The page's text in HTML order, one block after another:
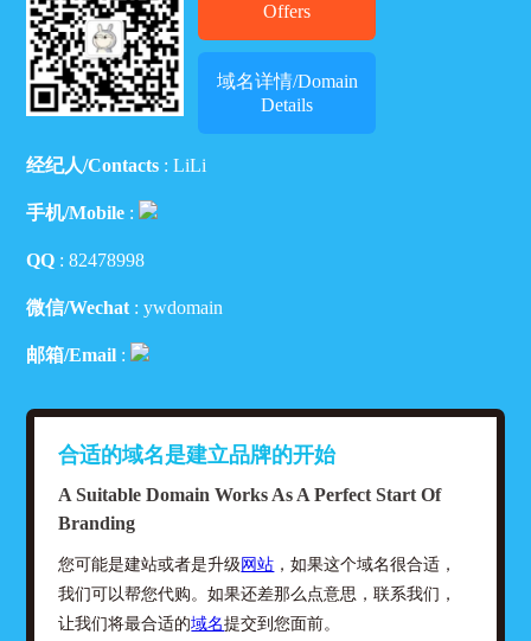
Offers
域名详情/Domain
Details
经纪人/Contacts : LiLi
手机/Mobile :
QQ :82478998
微信/Wechat : ywdomain
邮箱/Email :
合适的域名是建立品牌的开始
A Suitable Domain Works As A Perfect Start Of
Branding
您可能是建站或者是升级 网站 ，如果这个域名很合适，
我们可以帮您代购。如果还差那么点意思，联系我们，
让我们将最合适的域名提交到您面前。